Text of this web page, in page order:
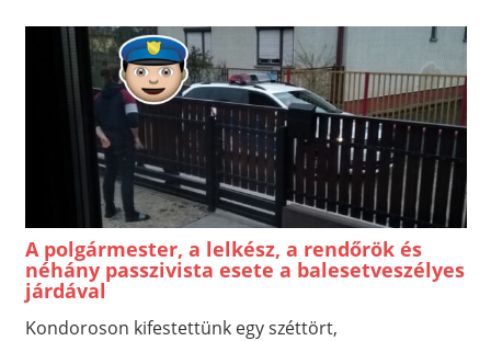
A polgármester, a lelkész, a rendőrök és
néhány passzivista esete a balesetveszélyes
járdával
Kondoroson kifestettünk egy széttört,